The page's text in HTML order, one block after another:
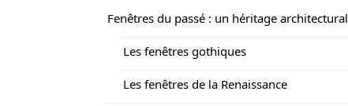
Fenêtres du passé : un héritage architectural
Les fenêtres gothiques
Les fenêtres de la Renaissance